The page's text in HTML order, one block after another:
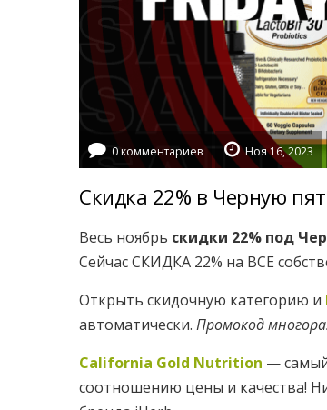
0 комментариев Ноя 16, 2023
Скидка 22% в Черную
Весь ноябрь скидки 22% под
Сейчас СКИДКА 22% на ВСЕ
Открыть скидочную категорию и
автоматически. Промокод
California Gold Nutrition —
соотношению цены и качества!